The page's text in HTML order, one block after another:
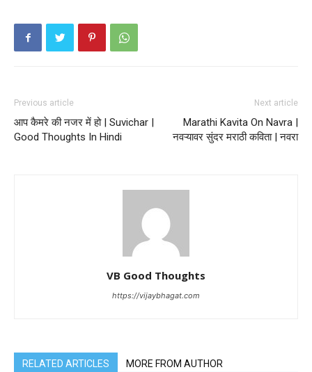
Previous article
आप कैमरे की नजर में हो | Suvichar |
Good Thoughts In Hindi
Next article
Marathi Kavita On Navra |
नवऱ्यावर सुंदर मराठी कविता | नवरा
VB Good Thoughts
https://vijaybhagat.com
RELATED ARTICLES MORE FROM AUTHOR